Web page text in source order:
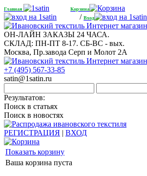
Главная Корзина
/Вход
ОН-ЛАЙН ЗАКАЗЫ 24 ЧАСА.
СКЛАД: ПН-ПТ 8-17. СБ-ВС - вых.
Москва, Пр.завода Серп и Молот 2А
+7 (495) 567-33-85
satin@1satin.ru
Результатов:
Поиск в статьях
Поиск в новостях
РЕГИСТРАЦИЯ | ВХОД
Показать корзину
Ваша корзина пуста